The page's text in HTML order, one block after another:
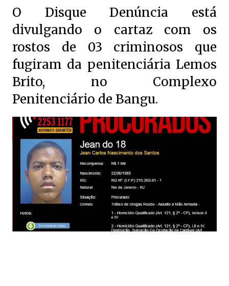
O Disque Denúncia está
divulgando o cartaz com os
rostos de 03 criminosos que
fugiram da penitenciária Lemos
Brito, no Complexo
Penitenciário de Bangu.